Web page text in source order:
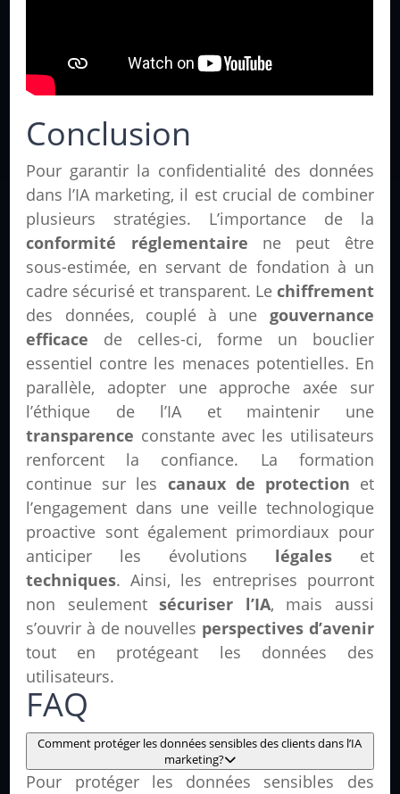
Conclusion
Pour garantir la confidentialité des données
dans l’IA marketing, il est crucial de combiner
plusieurs stratégies. L’importance de la
conformité réglementaire ne peut être
sous-estimée, en servant de fondation à un
cadre sécurisé et transparent. Le chiffrement
des données, couplé à une gouvernance
efficace de celles-ci, forme un bouclier
essentiel contre les menaces potentielles. En
parallèle, adopter une approche axée sur
l’éthique de l’IA et maintenir une
transparence constante avec les utilisateurs
renforcent la confiance. La formation
continue sur les canaux de protection et
l’engagement dans une veille technologique
proactive sont également primordiaux pour
anticiper les évolutions légaleset
techniques. Ainsi, les entreprises pourront
non seulementsécuriser l’IA, mais aussi
s’ouvrir à de nouvelles perspectives d’avenir
tout en protégeant les données des
utilisateurs.
FAQ
Comment protéger les données sensibles des clients dans l’IA
marketing?
Pour protéger les données sensibles des